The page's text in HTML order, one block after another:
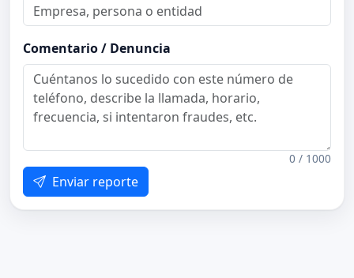
Comentario / Denuncia
0 / 1000
Enviar reporte